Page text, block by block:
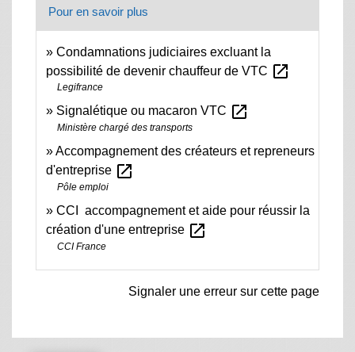
Pour en savoir plus
Condamnations judiciaires excluant la
possibilité de devenir chauffeur de VTC open_in_new
Legifrance
Signalétique ou macaron VTC open_in_new
Ministère chargé des transports
Accompagnement des créateurs et repreneurs
d'entreprise open_in_new
Pôle emploi
CCI accompagnement et aide pour réussir la
création d'une entreprise open_in_new
CCI France
Signaler une erreur sur cette page